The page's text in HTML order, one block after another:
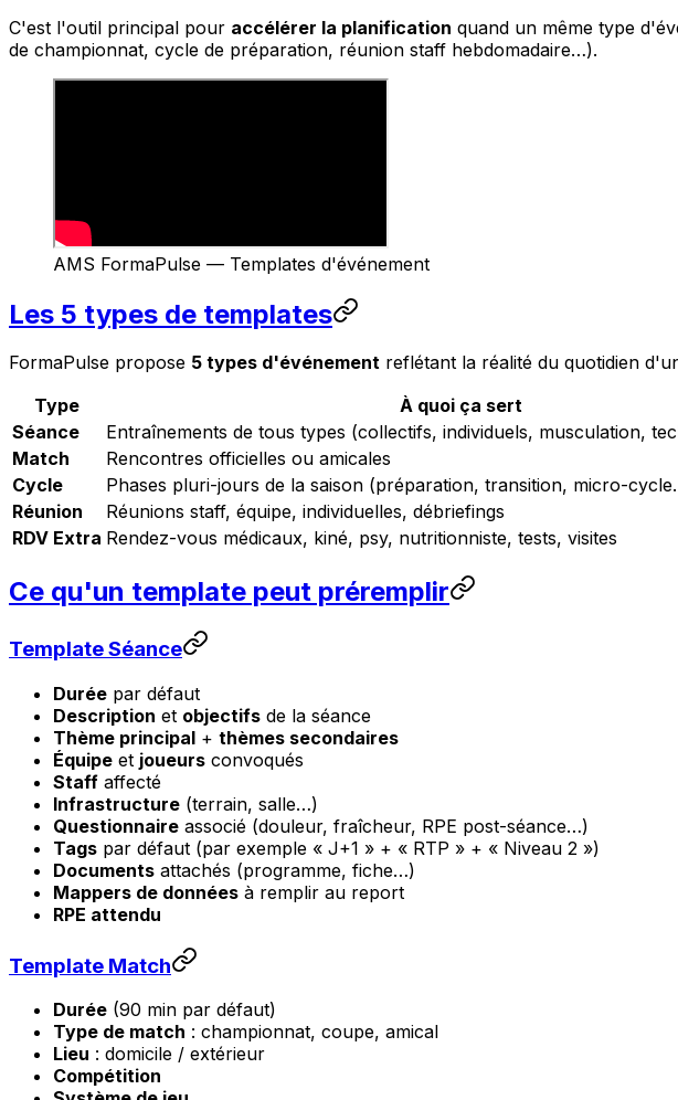
C'est l'outil principal pour accélérer la planification quand un même type
de championnat, cycle de préparation, réunion staff hebdomadaire…).
AMS FormaPulse — Templates d'événement
Les 5 types de templates
FormaPulse propose 5 types d'événement reflétant la réalité du quotidien
Type
À quoi ça sert
Séance
Entraînements de tous types (collectifs, individuels, musculation,
Match
Rencontres officielles ou amicales
Cycle
Phases pluri-jours de la saison (préparation, transition, micro-
Réunion
Réunions staff, équipe, individuelles, débriefings
RDV Extra Rendez-vous médicaux, kiné, psy, nutritionniste, tests, visites
Ce qu'un template peut préremplir
Template Séance
Durée par défaut
Description et objectifs de la séance
Thème principal + thèmes secondaires
Équipe et joueurs convoqués
Staff affecté
Infrastructure (terrain, salle…)
Questionnaire associé (douleur, fraîcheur, RPE post-séance…)
Tags par défaut (par exemple « J+1 » + « RTP » + « Niveau 2 »)
Documents attachés (programme, fiche…)
Mappers de données à remplir au report
RPE attendu
Template Match
Durée (90 min par défaut)
Type de match : championnat, coupe, amical
Lieu : domicile / extérieur
Compétition